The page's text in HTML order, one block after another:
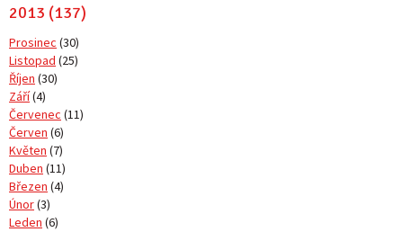
2013 (137)
Prosinec (30)
Listopad (25)
Říjen (30)
Září(4)
Červenec (11)
Červen (6)
Květen (7)
Duben (11)
Březen (4)
Únor(3)
Leden (6)